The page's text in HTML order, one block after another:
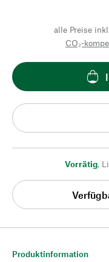
alle Preise
CO₂-
Vorrätig,
Produktinformation